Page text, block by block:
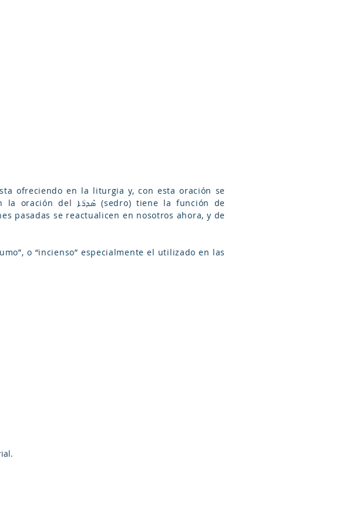
ofreciendo en la liturgia y, con esta oración se
pasadas se reactualicen en nosotros ahora, y de